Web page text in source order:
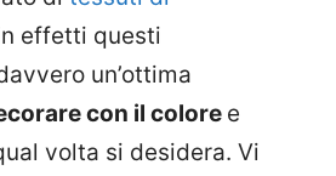
effetti questi
un’ottima
con il colore e
volta si desidera. Vi